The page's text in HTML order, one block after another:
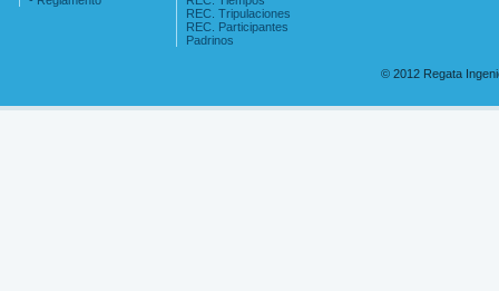
REC. Tripulaciones
REC. Participantes
Padrinos
© 2012 Regata